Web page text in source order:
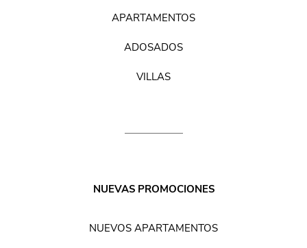
APARTAMENTOS
ADOSADOS
VILLAS
NUEVAS PROMOCIONES
NUEVOS APARTAMENTOS